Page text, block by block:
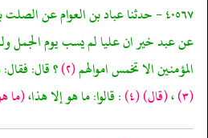
٤٠٥٦٧ - حدثنا عباد بن العوام عن
عن عبد خير ان عليا لم يسب يوم الجمل
المؤمنين الا تخمس اموالهم(٢) ؟ قال: فقال:
(٣) ،(قال)(٤) : قالوا: ما هو إلا هذا،(ما